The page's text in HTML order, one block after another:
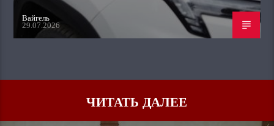
Вайгель
29.07.2026
ЧИТАТЬ ДАЛЕЕ